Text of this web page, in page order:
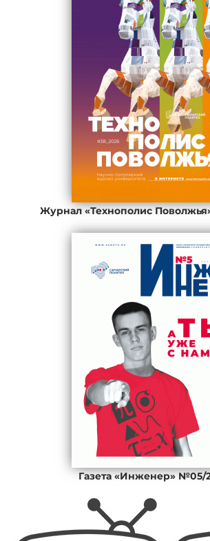
Журнал «Технополис
Газета «Инженер» №05/